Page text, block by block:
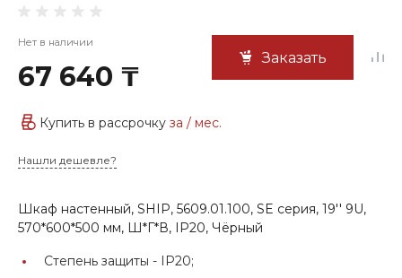
Нет в наличии
67 640 ₸
Заказать
Купить в рассрочку за / мес.
Нашли дешевле?
Шкаф настенный, SHIP, 5609.01.100, SE серия, 19'' 9U,
570*600*500 мм, Ш*Г*В, IP20, Чёрный
Степень защиты - IP20;